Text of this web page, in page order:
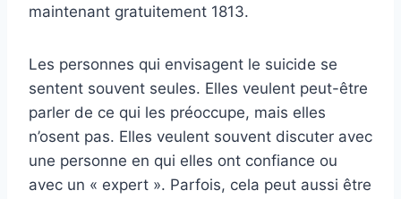
maintenant gratuitement 1813.
Les personnes qui envisagent le suicide se
sentent souvent seules. Elles veulent peut-être
parler de ce qui les préoccupe, mais elles
n’osent pas. Elles veulent souvent discuter avec
une personne en qui elles ont confiance ou
avec un « expert ». Parfois, cela peut aussi être